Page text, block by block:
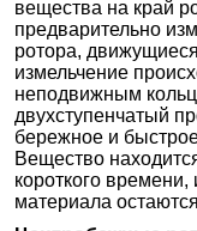
вещества на край
предварительно
ротора,
измельчение
неподвижным
двухступенчатый
бережное и
Вещество
короткого времени,
материала